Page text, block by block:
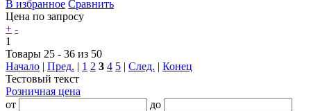
В избранное Сравнить
Цена по запросу
+ -
1
Товары 25 - 36 из 50
Начало | Пред. | 1 2 3 4 5 | След. | Конец
Тестовый текст
Розничная цена
от
до